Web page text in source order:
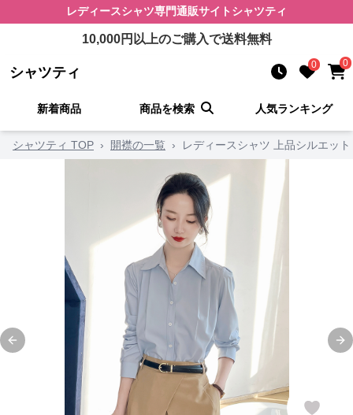
レディースシャツ専門通販サイト シャツティ
10,000円以上のご購入で送料無料
シャツティ 0 0
新着商品 商品を検索 人気ランキング
シャツティ TOP › 開襟の一覧 › レディースシャツ 上品シルエッ
Previous slide